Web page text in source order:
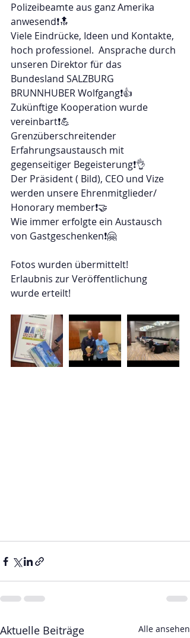
Polizeibeamte aus ganz Amerika
anwesend❗🔝
Viele Eindrücke, Ideen und Kontakte,
hoch professionel.  Ansprache durch
unseren Direktor für das
Bundesland SALZBURG
BRUNNHUBER Wolfgang❗👍
Zukünftige Kooperation wurde
vereinbart❗💪
Grenzüberschreitender
Erfahrungsaustausch mit
gegenseitiger Begeisterung❗👌
Der Präsident ( Bild), CEO und Vize
werden unsere Ehrenmitglieder/
Honorary member❗🤝
Wie immer erfolgte ein Austausch
von Gastgeschenken❗🤗
Fotos wurden übermittelt!
Erlaubnis zur Veröffentlichung
wurde erteilt!
Aktuelle Beiträge Alle ansehen